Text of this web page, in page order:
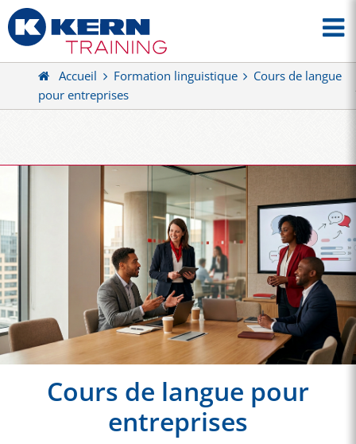
Accueil Formation linguistique
Cours de langue
pour entreprises
Cours de langue pour
entreprises